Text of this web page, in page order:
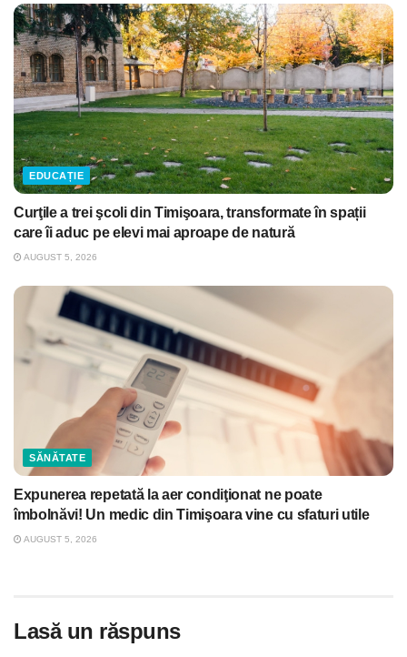
EDUCAȚIE
Curţile a trei şcoli din Timişoara, transformate în spații
care îi aduc pe elevi mai aproape de natură
AUGUST 5, 2026
SĂNĂTATE
Expunerea repetată la aer condiţionat ne poate
îmbolnăvi! Un medic din Timişoara vine cu sfaturi utile
AUGUST 5, 2026
Lasă un răspuns